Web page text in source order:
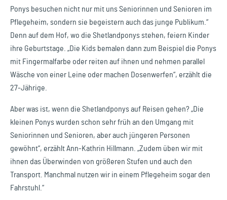
Ponys besuchen nicht nur mit uns Seniorinnen und Senioren im
Pflegeheim, sondern sie begeistern auch das junge Publikum.“
Denn auf dem Hof, wo die Shetlandponys stehen, feiern Kinder
ihre Geburtstage. „Die Kids bemalen dann zum Beispiel die Ponys
mit Fingermalfarbe oder reiten auf ihnen und nehmen parallel
Wäsche von einer Leine oder machen Dosenwerfen“, erzählt die
27-Jährige.
Aber was ist, wenn die Shetlandponys auf Reisen gehen? „Die
kleinen Ponys wurden schon sehr früh an den Umgang mit
Seniorinnen und Senioren, aber auch jüngeren Personen
gewöhnt“, erzählt Ann-Kathrin Hillmann. „Zudem üben wir mit
ihnen das Überwinden von größeren Stufen und auch den
Transport. Manchmal nutzen wir in einem Pflegeheim sogar den
Fahrstuhl.“